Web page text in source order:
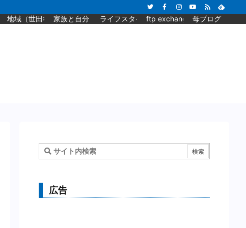
地域（世田谷）と旅行
家族と自分 ライフスタイルftp exchange blog母ブログ
広告